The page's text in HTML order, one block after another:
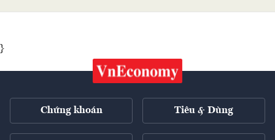
}
Chứng khoán Tiêu & Dùng